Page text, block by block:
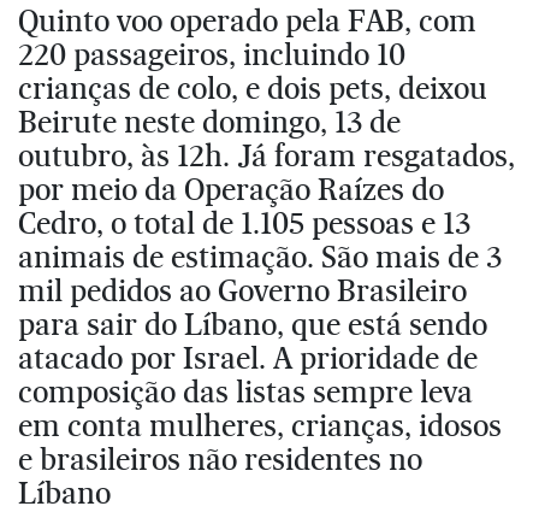
Quinto voo operado pela FAB, com
220 passageiros, incluindo 10
crianças de colo, e dois pets, deixou
Beirute neste domingo, 13 de
outubro, às 12h. Já foram resgatados,
por meio da Operação Raízes do
Cedro, o total de 1.105 pessoas e 13
animais de estimação. São mais de 3
mil pedidos ao Governo Brasileiro
para sair do Líbano, que está sendo
atacado por Israel. A prioridade de
composição das listas sempre leva
em conta mulheres, crianças, idosos
e brasileiros não residentes no
Líbano